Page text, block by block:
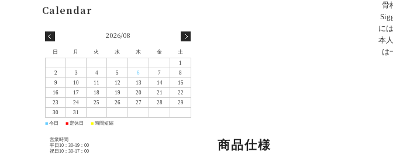
骨
に
本
は
商品仕様
2026/08
日 月 火 水 木 金
土
1
2
3 4 5 6 7
8
9
10 11 12 13 14
15
16
17 18 19 20 21
22
23
24 25 26 27 28
29
30
31
■ 今日 ■ 定休日 ■ 時間短縮
営業時間
平日10：30-19：00
祝日10：30-17：00